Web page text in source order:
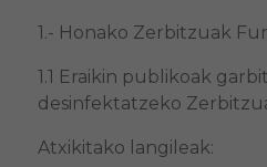
1.- Honako Zerbitzuak
1.1 Eraikin publikoak
desinfektatzeko
Atxikitako langileak: